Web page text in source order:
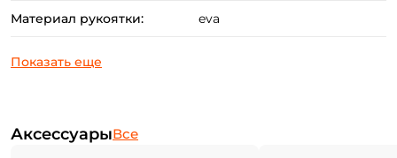
Материал рукоятки: eva
АксессуарыВсе